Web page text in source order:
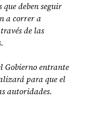
deben seguir
a correr a
de las
Gobierno entrante
para que el
autoridades.